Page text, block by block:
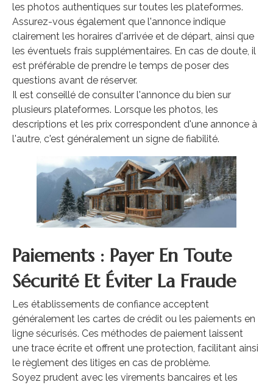
les photos authentiques sur toutes les plateformes.
Assurez-vous également que l'annonce indique
clairement les horaires d'arrivée et de départ, ainsi que
les éventuels frais supplémentaires. En cas de doute, il
est préférable de prendre le temps de poser des
questions avant de réserver.
Il est conseillé de consulter l'annonce du bien sur
plusieurs plateformes. Lorsque les photos, les
descriptions et les prix correspondent d'une annonce à
l'autre, c'est généralement un signe de fiabilité.
Paiements : Payer En Toute
Sécurité Et Éviter La Fraude
Les établissements de confiance acceptent
généralement les cartes de crédit ou les paiements en
ligne sécurisés. Ces méthodes de paiement laissent
une trace écrite et offrent une protection, facilitant ainsi
le règlement des litiges en cas de problème.
Soyez prudent avec les virements bancaires et les